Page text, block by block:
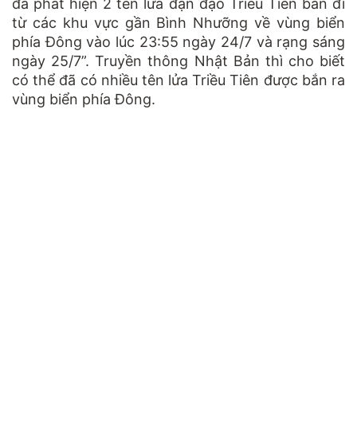
đã phát hiện 2 tên lửa đạn đạo Triều Tiên bắn đi
từ các khu vực gần Bình Nhưỡng về vùng biển
phía Đông vào lúc 23:55 ngày 24/7 và rạng sáng
ngày 25/7”. Truyền thông Nhật Bản thì cho biết
có thể đã có nhiều tên lửa Triều Tiên được bắn ra
vùng biển phía Đông.